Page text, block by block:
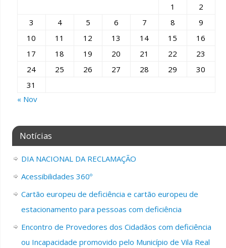
1
2
3
4 5 6 7 8
9
10
11 12 13 14 15
16
17
18 19 20 21 22
23
24
25 26 27 28 29
30
31
« Nov
Notícias
DIA NACIONAL DA RECLAMAÇÃO
Acessibilidades 360º
Cartão europeu de deficiência e cartão europeu de
estacionamento para pessoas com deficiência
Encontro de Provedores dos Cidadãos com deficiência
ou Incapacidade promovido pelo Município de Vila Real